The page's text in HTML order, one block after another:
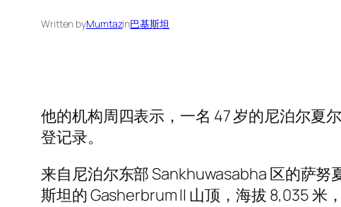
Written byMumtazin巴基斯坦
他的机构周四表示，一名 47 岁的尼泊尔夏
登记录。
来自尼泊尔东部 Sankhuwasabha 区的萨
斯坦的 Gasherbrum II 山顶，海拔 8,035 米，